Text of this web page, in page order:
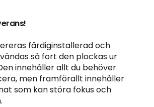
färdiginstallerad och
så fort den plockas ur
innehåller allt du behöver
men framförallt innehåller
som kan störa fokus och